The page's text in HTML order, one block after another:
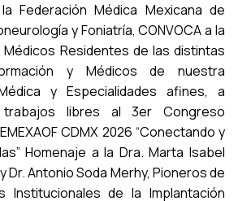
Federación Médica Mexicana de
y Foniatría, CONVOCA a la
Médicos Residentes de las distintas
y Médicos de nuestra
y Especialidades afines, a
libres al 3er Congreso
CDMX 2026 “Conectando y
Homenaje a la Dra. Marta Isabel
Dr. Antonio Soda Merhy, Pioneros de
Institucionales de la Implantación